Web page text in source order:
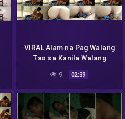
VIRAL Alam na Pag Walang
Tao sa Kanila Walang
Patumpik Tumpik Pa!
9 02:39